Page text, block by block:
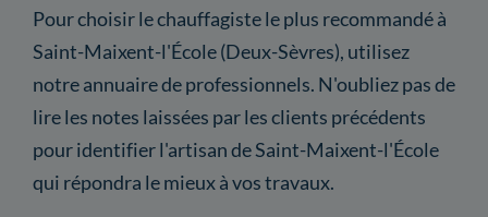
Pour choisir le chauffagiste le plus recommandé à
Saint-Maixent-l'École (Deux-Sèvres), utilisez
notre annuaire de professionnels. N'oubliez pas de
lire les notes laissées par les clients précédents
pour identifier l'artisan de Saint-Maixent-l'École
qui répondra le mieux à vos travaux.